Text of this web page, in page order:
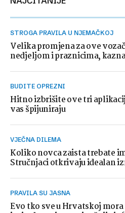
STROGA PRAVILA U NJEMAČKOJ
Velika promjena za ove
nedjeljom i praznicima, kazna
BUDITE OPREZNI
Hitno izbrišite ove tri
vas špijuniraju
VJEČNA DILEMA
Koliko novca zaista trebate
Stručnjaci otkrivaju idealan
PRAVILA SU JASNA
Evo tko sve u Hrvatskoj